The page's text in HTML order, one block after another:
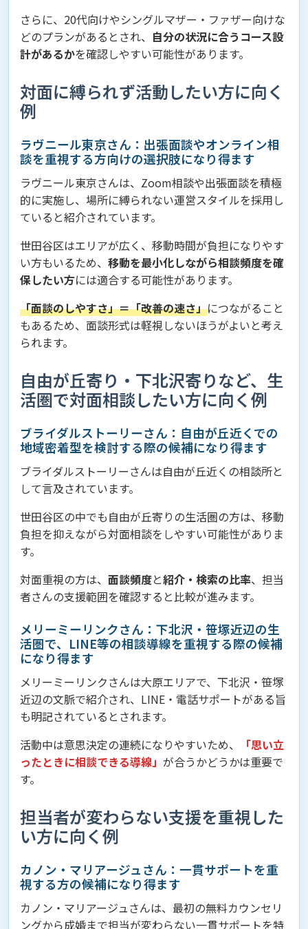
さらに、20代向けやシングルマザー・ファザー向けな
どのプランがあるとされ、 自分の状況に合うコース設
計があるかを確認しやすい可能性があります。
対面に縛られず活動したい方に向く
例
ラヴニール東京さん：出張面談やオンライン相
談を重視する方向けの選択肢になり得ます
ラヴニール東京さんは、Zoom相談や出張面談を積極
的に実施し、場所に縛られない運営スタイルを採用し
ていると紹介されています。
世田谷区はエリアが広く、移動時間が負担になりやす
い方もいるため、 移動を最小化しながら相談頻度を確
保したい方には適合する可能性があります。
「面談のしやすさ」＝「改善の速さ」につながること
もあるため、面談形式は軽視しないほうがよいと考え
られます。
自由が丘寄り・下北沢寄りなど、生
活圏で対面相談したい方に向く例
ブライダルストーリーさん：自由が丘近くでの
地域密着型を検討する際の候補になり得ます
ブライダルストーリーさんは自由が丘近くの相談所と
して言及されています。
世田谷区の中でも自由が丘寄りの生活圏の方は、移動
負担を抑えながら対面相談をしやすい可能性がありま
す。
対面重視の方は、 面談頻度と紹介・検索の比率、担当
者さんの支援範囲を確認すると比較が進みます。
メリーミーリンクさん：下北沢・笹塚近辺の生
活圏で、LINE等の相談導線を重視する際の候補
になり得ます
メリーミーリンクさんは大原エリアで、下北沢・笹塚
近辺の文脈で紹介され、LINE・電話サポートがある旨
も明記されているとされます。
活動中は意思決定の連続になりやすいため、
「思い立
ったときに相談できる導線」 が合うかどうかは重要で
す。
担当者が変わらない支援を重視した
い方に向く例
カノン・マリアージュさん：一貫サポートを重
視する方の候補になり得ます
カノン・マリアージュさんは、最初の無料カウンセリ
ングから成婚まで担当が変わらない一貫サポートを特